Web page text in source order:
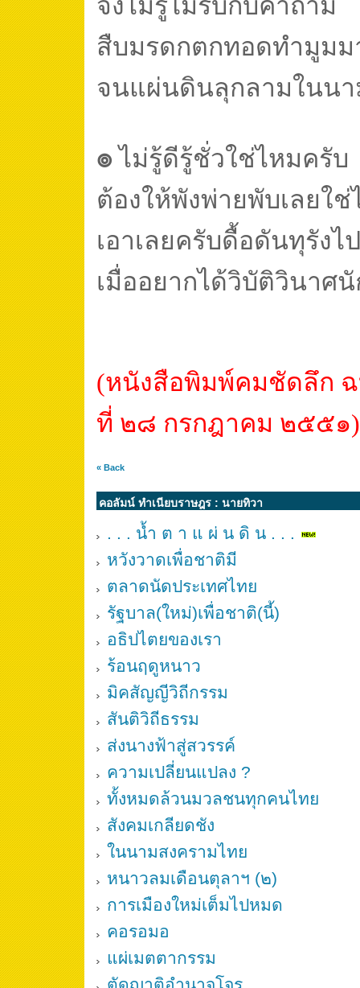
สืบมรดกตกทอดทำมูมม
จนแผ่นดินลุกลามในนา
๏ไม่รู้ดีรู้ชั่วใช่ไหมครับ
ต้องให้พังพ่ายพับเลยใช่
เอาเลยครับดื้อดันทุรังไป
เมื่ออยากได้วิบัติวินาศ
(หนังสือพิมพ์คมชัดลึก
ที่ ๒๘ กรกฎาคม ๒๕๕๑)
« Back
คอลัมน์ ทำเนียบราษฎร : นายทิวา
. . . น้ำ ต า แ ผ่ น ดิ น . . .
หวังวาดเพื่อชาติมี
ตลาดนัดประเทศไทย
รัฐบาล(ใหม่)เพื่อชาติ(นี้)
อธิปไตยของเรา
ร้อนฤดูหนาว
มิคสัญญีวิถีกรรม
สันติวิถีธรรม
ส่งนางฟ้าสู่สวรรค์
ความเปลี่ยนแปลง ?
ทั้งหมดล้วนมวลชนทุกคนไทย
สังคมเกลียดชัง
ในนามสงครามไทย
หนาวลมเดือนตุลาฯ (๒)
การเมืองใหม่เต็มไปหมด
คอรอมอ
แผ่เมตตากรรม